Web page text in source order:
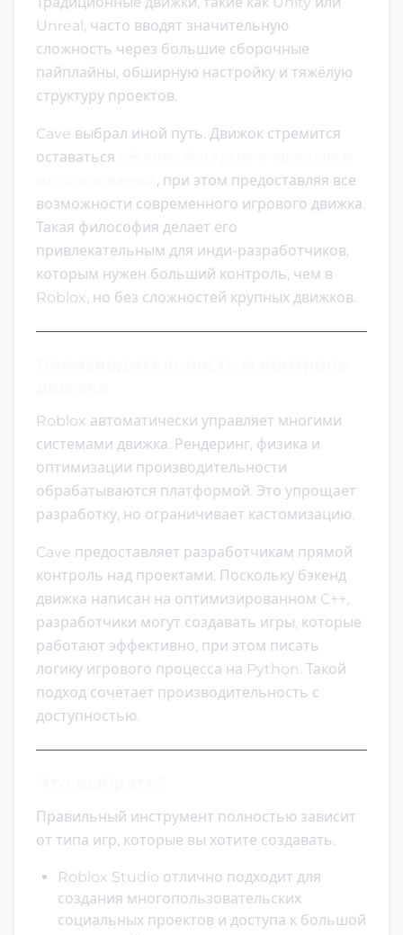
Unreal, часто вводят значительную
сложность через большие сборочные
пайплайны, обширную настройку и тяжёлую
структуру проектов.
Cave выбрал иной путь. Движок стремится
оставаться
, при этом предоставляя все
возможности современного игрового движка.
Такая философия делает его
привлекательным для инди-разработчиков,
которым нужен больший контроль, чем в
Roblox, но без сложностей крупных движков.
Roblox автоматически управляет многими
системами движка. Рендеринг, физика и
оптимизации производительности
обрабатываются платформой. Это упрощает
разработку, но ограничивает кастомизацию.
Cave предоставляет разработчикам прямой
контроль над проектами. Поскольку бэкенд
движка написан на оптимизированном C++,
разработчики могут создавать игры, которые
работают эффективно, при этом писать
логику игрового процесса на Python. Такой
подход сочетает производительность с
доступностью.
Правильный инструмент полностью зависит
от типа игр, которые вы хотите создавать.
Roblox Studio отлично подходит для
создания многопользовательских
социальных проектов и доступа к большой